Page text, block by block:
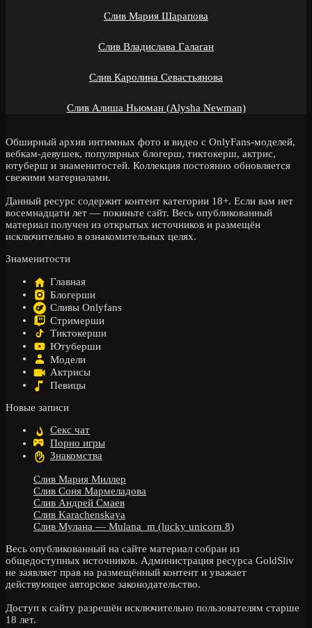
Слив Мария Шарапова
Слив Владислава Галаган
Слив Каролина Севастьянова
Слив Алиша Ньюман (Alysha Newman)
Обширный архив интимных фото и видео с OnlyFans-моделей,
вебкам-девушек, популярных блогерш, тиктокерш, актрис,
ютуберш и знаменитостей. Коллекция постоянно обновляется
свежими материалами.
Данный ресурс содержит контент категории 18+. Если вам нет
восемнадцати лет — покиньте сайт. Весь опубликованный
материал получен из открытых источников и размещён
исключительно в ознакомительных целях.
Знаменитости
Главная
Блогерши
Сливы Onlyfans
Стримерши
Тиктокерши
Ютуберши
Модели
Актрисы
Певицы
Новые записи
Секс чат
Порно игры
Знакомства
Слив Мария Миллер
Слив Соня Мармеладова
Слив Андрей Смаев
Слив Karachenskaya
Слив Мулана — Mulana_m (lucky unicorn 8)
Весь опубликованный на сайте материал собран из
общедоступных источников. Администрация ресурса GoldSliv
не заявляет прав на размещённый контент и уважает
действующее авторское законодательство.
Доступ к сайту разрешён исключительно пользователям старше
18 лет.